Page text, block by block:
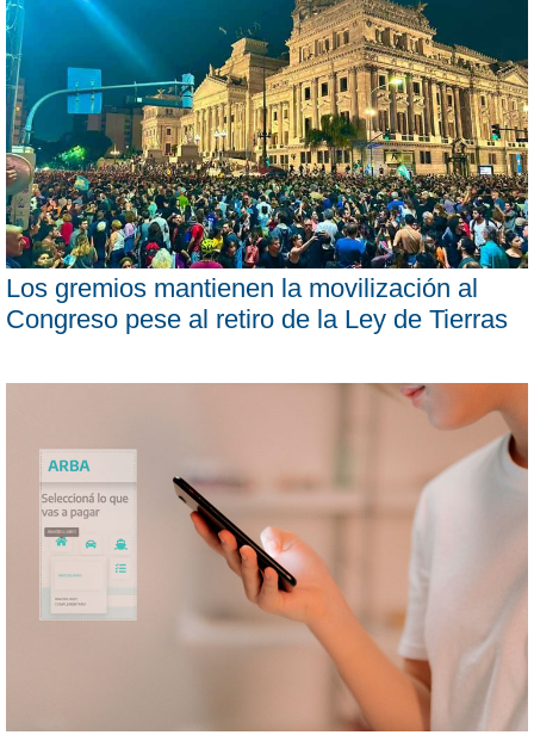
Los gremios mantienen la movilización al
Congreso pese al retiro de la Ley de Tierras